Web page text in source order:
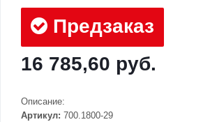
Предзаказ
16 785,60 руб.
Описание:
Артикул: 700.1800-29